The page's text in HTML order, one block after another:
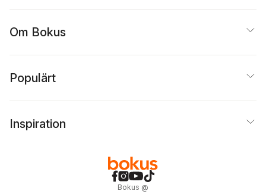
Om Bokus
Populärt
Inspiration
Bokus @